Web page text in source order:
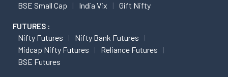
BSE Small Cap
India Vix Gift Nifty
FUTURES :
Nifty Futures
Nifty Bank Futures
Midcap Nifty Futures
Reliance Futures
BSE Futures